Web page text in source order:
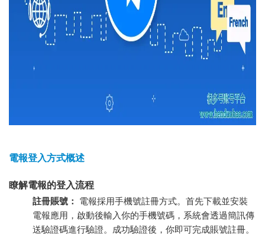
電報登入方式概述
瞭解電報的登入流程
註冊賬號：
電報採用手機號註冊方式。首先下載並安裝
電報應用，啟動後輸入你的手機號碼，系統會透過簡訊傳
送驗證碼進行驗證。成功驗證後，你即可完成賬號註冊。